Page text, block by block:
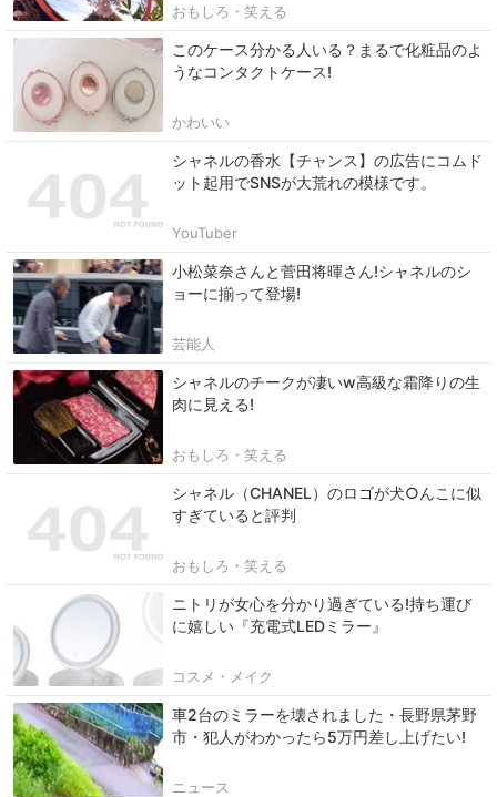
おもしろ・笑える
このケース分かる人いる？まるで化粧品のよ
うなコンタクトケース!
かわいい
シャネルの香水【チャンス】の広告にコムド
ット起用でSNSが大荒れの模様です。
YouTuber
小松菜奈さんと菅田将暉さん!シャネルのシ
ョーに揃って登場!
芸能人
シャネルのチークが凄いw高級な霜降りの生
肉に見える!
おもしろ・笑える
シャネル（CHANEL）のロゴが犬○んこに似
すぎていると評判
おもしろ・笑える
ニトリが女心を分かり過ぎている!持ち運び
に嬉しい『充電式LEDミラー』
コスメ・メイク
車2台のミラーを壊されました・長野県茅野
市・犯人がわかったら5万円差し上げたい!
ニュース